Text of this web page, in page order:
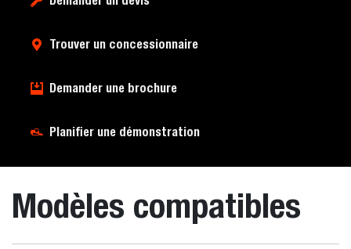
Trouver un concessionnaire
Demander une brochure
Planifier une démonstration
Modèles compatibles